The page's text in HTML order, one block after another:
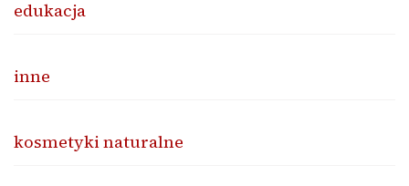
edukacja
inne
kosmetyki naturalne